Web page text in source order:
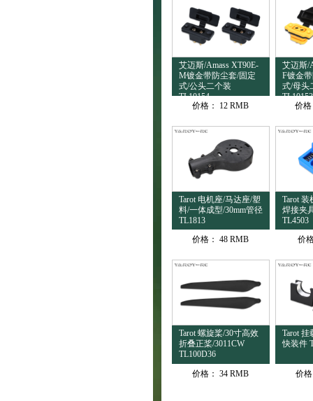
艾迈斯/Amass XT90E-
M镀金带防尘套/固定
式/公头二个装
TL10154
价格：
12 RMB
艾迈斯/
F镀金
式/母头
TL10153
价
Tarot 电机座/马达座/塑
料/一体成型/30mm管径
TL1813
价格： 48 RMB
Tarot
焊接夹
TL4503
价
Tarot 螺旋桨/30寸高效
折叠正桨/3011CW
TL100D36
价格： 34 RMB
Tarot 挂
快装件
价